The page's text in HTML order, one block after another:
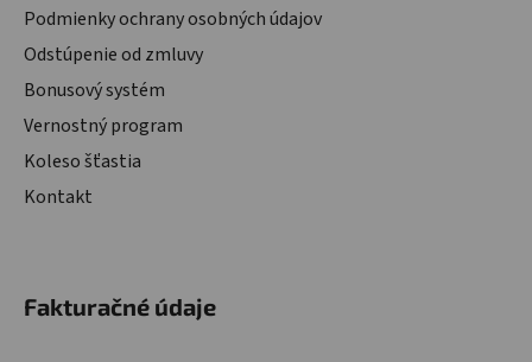
Podmienky ochrany osobných údajov
Odstúpenie od zmluvy
Bonusový systém
Vernostný program
Koleso šťastia
Kontakt
Fakturačné údaje